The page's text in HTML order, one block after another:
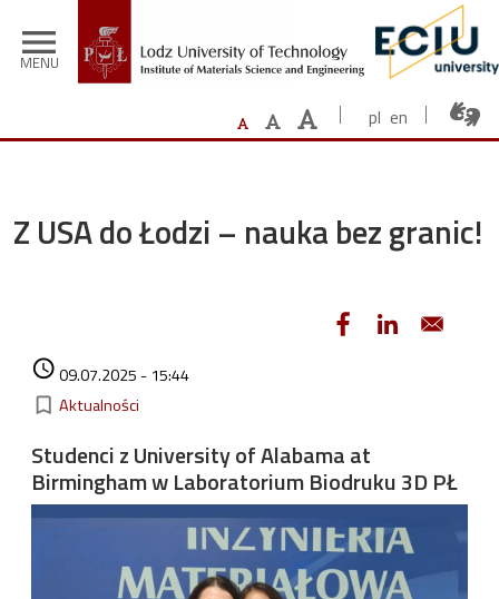
menu
MENU
pl en
Z USA do Łodzi – nauka bez granic!
access_time09.07.2025 - 15:44
bookmark_border Kategorie
Aktualności
Studenci z University of Alabama at
Birmingham w Laboratorium Biodruku 3D PŁ
Image